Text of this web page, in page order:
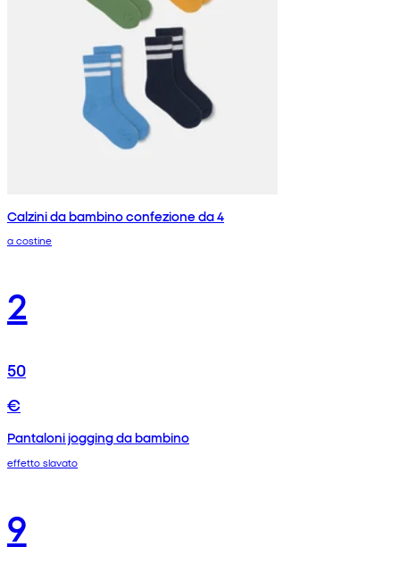
Calzini da bambino confezione da 4
a costine
2
50
€
Pantaloni jogging da bambino
effetto slavato
9